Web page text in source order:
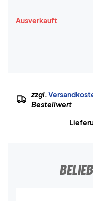
Ausverkauft
zzgl.
Bestellwert